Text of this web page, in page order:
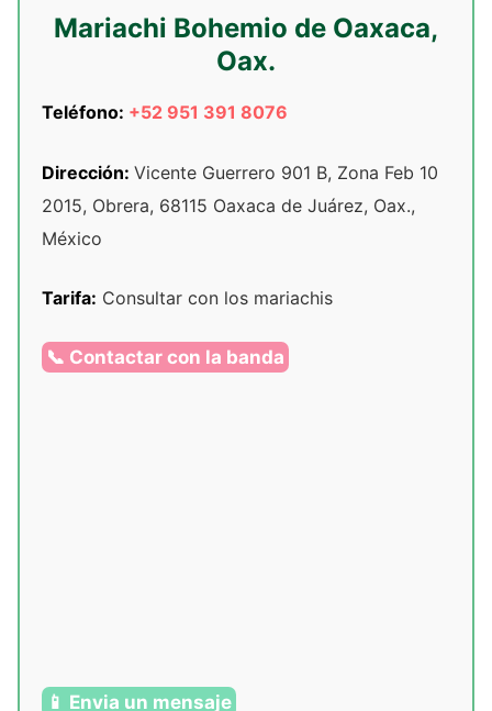
Mariachi Bohemio de Oaxaca,
Oax.
Teléfono: +52 951 391 8076
Dirección: Vicente Guerrero 901 B, Zona Feb 10
2015, Obrera, 68115 Oaxaca de Juárez, Oax.,
México
Tarifa: Consultar con los mariachis
📞 Contactar con la banda
📱 Envia un mensaje